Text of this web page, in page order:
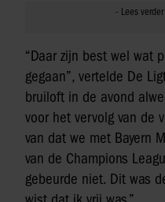
“Daar zijn best wel wat
gegaan”, vertelde De
bruiloft in de avond
voor het vervolg van de
van dat we met Bayern
van de Champions
gebeurde niet. Dit was